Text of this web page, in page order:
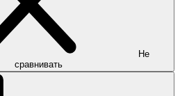
Не
сравнивать